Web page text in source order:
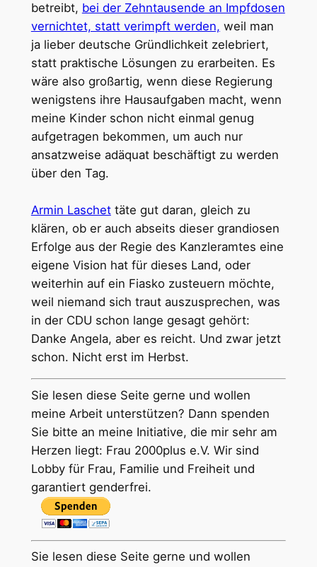
betreibt, bei der Zehntausende an Impfdosen
vernichtet, statt verimpft werden, weil man
ja lieber deutsche Gründlichkeit zelebriert,
statt praktische Lösungen zu erarbeiten. Es
wäre also großartig, wenn diese Regierung
wenigstens ihre Hausaufgaben macht, wenn
meine Kinder schon nicht einmal genug
aufgetragen bekommen, um auch nur
ansatzweise adäquat beschäftigt zu werden
über den Tag.
Armin Laschettäte gut daran, gleich zu
klären, ob er auch abseits dieser grandiosen
Erfolge aus der Regie des Kanzleramtes eine
eigene Vision hat für dieses Land, oder
weiterhin auf ein Fiasko zusteuern möchte,
weil niemand sich traut auszusprechen, was
in der CDU schon lange gesagt gehört:
Danke Angela, aber es reicht. Und zwar jetzt
schon. Nicht erst im Herbst.
Sie lesen diese Seite gerne und wollen
meine Arbeit unterstützen? Dann spenden
Sie bitte an meine Initiative, die mir sehr am
Herzen liegt: Frau 2000plus e.V. Wir sind
Lobby für Frau, Familie und Freiheit und
garantiert genderfrei.
Sie lesen diese Seite gerne und wollen